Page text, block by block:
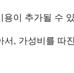
이 추가될 수
, 가성비를 따